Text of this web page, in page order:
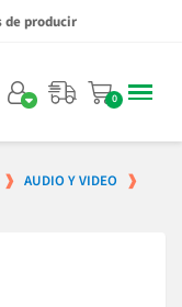
producir
AUDIO Y VIDEO